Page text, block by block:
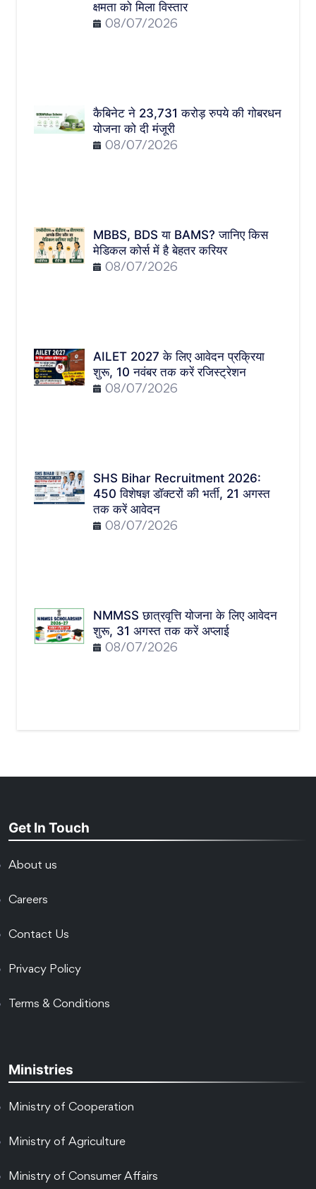
क्षमता को मिला विस्तार
08/07/2026
कैबिनेट ने 23,731 करोड़ रुपये की गोबरधन
योजना को दी मंजूरी
08/07/2026
MBBS, BDS या BAMS? जानिए किस
मेडिकल कोर्स में है बेहतर करियर
08/07/2026
AILET 2027 के लिए आवेदन प्रक्रिया
शुरू, 10 नवंबर तक करें रजिस्ट्रेशन
08/07/2026
SHS Bihar Recruitment 2026:
450 विशेषज्ञ डॉक्टरों की भर्ती, 21 अगस्त
तक करें आवेदन
08/07/2026
NMMSS छात्रवृत्ति योजना के लिए आवेदन
शुरू, 31 अगस्त तक करें अप्लाई
08/07/2026
Get In Touch
About us
Careers
Contact Us
Privacy Policy
Terms & Conditions
Ministries
Ministry of Cooperation
Ministry of Agriculture
Ministry of Consumer Affairs